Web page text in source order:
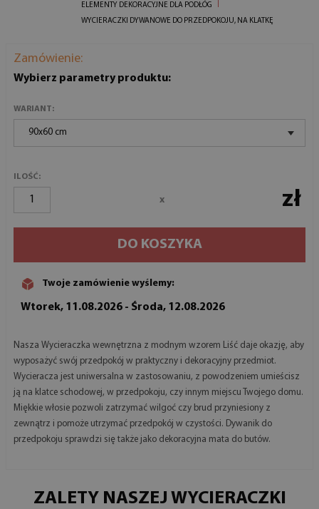
ELEMENTY DEKORACYJNE DLA PODŁÓG
WYCIERACZKI DYWANOWE DO PRZEDPOKOJU, NA KLATKĘ
Zamówienie:
Wybierz parametry produktu:
WARIANT:
90x60 cm
ILOŚĆ:
x zł
DO KOSZYKA
Twoje zamówienie wyślemy:
Wtorek, 11.08.2026 - Środa, 12.08.2026
Nasza Wycieraczka wewnętrzna z modnym wzorem Liść daje okazję, aby
wyposażyć swój przedpokój w praktyczny i dekoracyjny przedmiot.
Wycieracza jest uniwersalna w zastosowaniu, z powodzeniem umieścisz
ją na klatce schodowej, w przedpokoju, czy innym miejscu Twojego domu.
Miękkie włosie pozwoli zatrzymać wilgoć czy brud przyniesiony z
zewnątrz i pomoże utrzymać przedpokój w czystości. Dywanik do
przedpokoju sprawdzi się także jako dekoracyjna mata do butów.
ZALETY NASZEJ WYCIERACZKI